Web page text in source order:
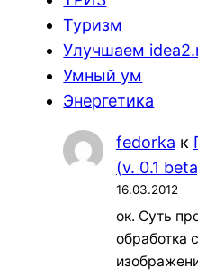
Туризм
Улучшаем
Умный ум
Энергетика
fedorka к
(v. 0.1
16.03.2012
ок. Суть
обработка